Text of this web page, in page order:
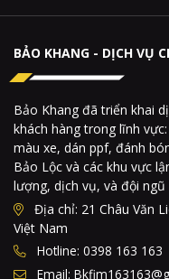
BẢO KHANG - DỊCH VỤ
Bảo Khang đã triển khai
khách hàng trong lĩnh
màu xe, dán ppf, đánh
Bảo Lộc và các khu vực
lượng, dịch vụ, và đội
Địa chỉ: 21 Châu Văn
Việt Nam
Hotline: 0398 163 163
Email: